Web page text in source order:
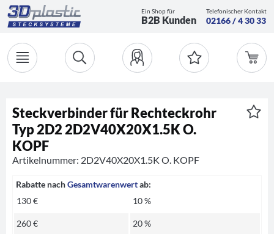
Ein Shop für
B2B Kunden
Telefonischer Kontakt
02166 / 4 30 33
Steckverbinder für Rechteckrohr
Typ 2D2 2D2V40X20X1.5K O.
KOPF
Artikelnummer: 2D2V40X20X1.5K O. KOPF
Rabatte nachGesamtwarenwertab:
130 €
10 %
260 € 20 %